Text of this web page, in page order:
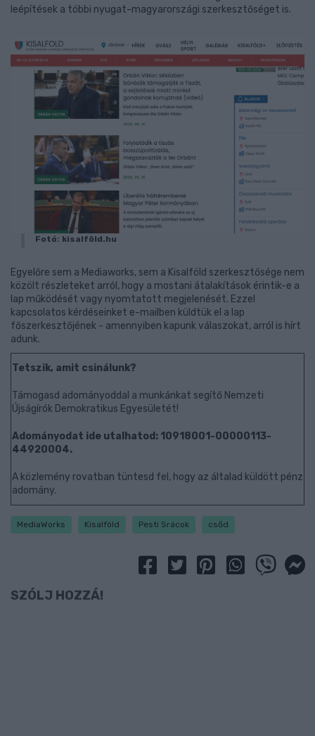
leépítések a többi nyugat-magyarországi szerkesztőséget is.
Fotó: kisalföld.hu
Egyelőre sem a Mediaworks, sem a Kisalföld szerkesztősége nem
közölt részleteket arról, hogy a mostani átalakítások érintik-e a
lap működését vagy nyomtatott megjelenését. Ezzel
kapcsolatos kérdéseinket e-mailben küldtük el a lap
főszerkesztőjének - amennyiben kapunk válaszokat, arról is hírt
adunk.
Tetszik, amit csinálunk?
Támogasd adományoddal a munkánkat segítő Nemzeti
Újságírók Demokratikus Egyesületét!
Adományodat ide utalhatod: 10918001-00000113-
44920004.
A közlemény rovatban tüntesd fel, hogy az általad küldött pénz
adomány.
MediaWorks Kisalföld Pesti Srácok csőd
SZÓLJ HOZZÁ!